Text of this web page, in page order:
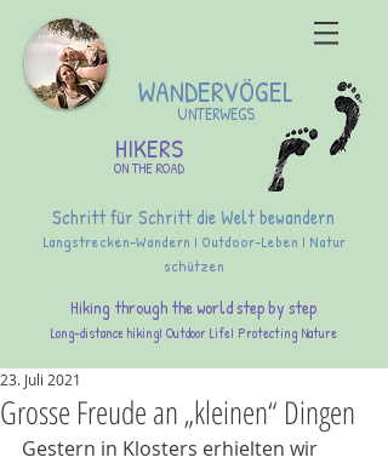
WANDERVÖGEL
UNTERWEGS
HIKERS
ON THE ROAD
Schritt für Schritt die Welt bewandern
Langstrecken-Wandern I Outdoor-Leben I Natur
schützen
Hiking through the world step by step
Long-distance hikingI Outdoor LifeI Protecting Nature
Grosse Freude an „kleinen“ Dingen
23. Juli 2021
Gestern in Klosters erhielten wir